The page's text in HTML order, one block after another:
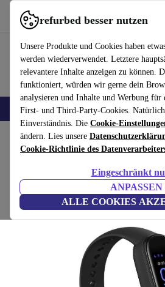
refurbed besser nutzen
Unsere Produkte und Cookies haben
werden wiederverwendet. Letztere
relevantere Inhalte anzeigen zu können.
funktioniert, würden wir gerne dein
analysieren und Inhalte und Werbung
First- und Third-Party-Cookies.
Einverständnis. Die Cookie-
ändern. Lies unsere
Cookie-Richtlinie des
Eingeschränkt
ANPASSEN
ALLE COOKIES
refurbed schnell und einfach nutzen
🎒 Back to school Handys Laptops
Home Produkte Smartwatches
Amazfit Band 5 (2021)
schwarz
(Bewertungen werden gesammelt)